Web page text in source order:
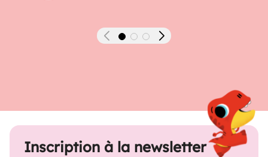
Précédent Suivant
Inscription à la newsletter